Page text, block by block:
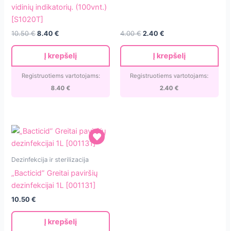
mm
skaidrūs
be
vidinių
indikatorių.
(100vnt.)
vidinių indikatorių. (100vnt.)
[S1020T]
10.50€8.40€
Į krepšelį
Registruotiems vartotojams:
8.40€
4.00€Original
4.00 €.
2.40€
2.40 €.
Į krepšelį
Registruotiems vartotojams:
2.40€
„Bacticid“
paviršių
dezinfekcijai
1L
[001131]
Dezinfekcija ir sterilizacija
„Bacticid“ Greitai paviršių
dezinfekcijai 1L [001131]
10.50€
Į krepšelį